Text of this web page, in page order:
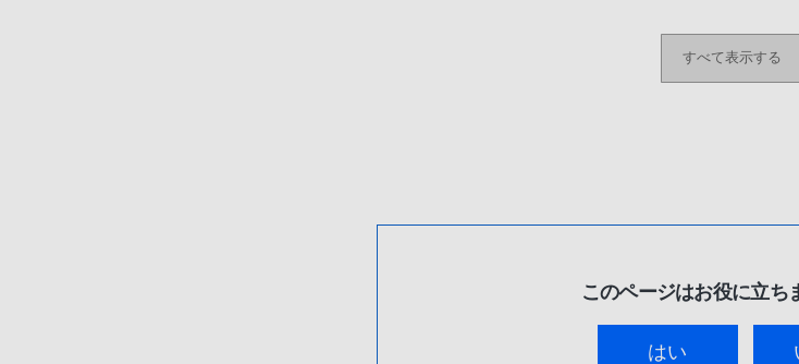
すべて表示する
このページはお役に立ち
はい